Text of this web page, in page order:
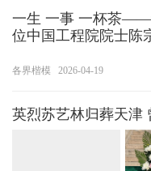
一生 一事 一杯茶——
位中国工程院院士陈
各界楷模 2026-04-19
英烈苏艺林归葬天津